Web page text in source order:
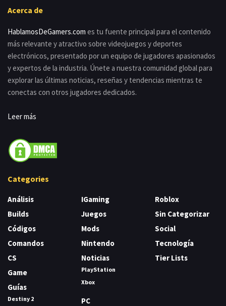
Acerca de
HablamosDeGamers.com es tu fuente principal para el contenido
más relevante y atractivo sobre videojuegos y deportes
electrónicos, presentado por un equipo de jugadores apasionados
y expertos de la industria. Únete a nuestra comunidad global para
explorar las últimas noticias, reseñas y tendencias mientras te
conectas con otros jugadores dedicados.
Leer más
Categories
Análisis
Builds
Códigos
Comandos
CS
Game
Guías
Destiny 2
IGaming
Juegos
Mods
Nintendo
Noticias
PlayStation
Xbox
PC
Roblox
Sin Categorizar
Social
Tecnología
Tier Lists